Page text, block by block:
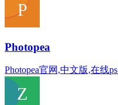
Photopea
Photopea官网,中文版,在线